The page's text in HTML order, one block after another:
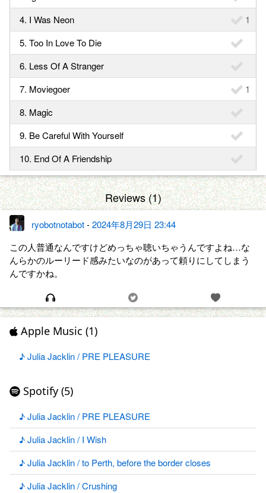
4. I Was Neon
1
5. Too In Love To Die
6. Less Of A Stranger
7. Moviegoer
1
8. Magic
9. Be Careful With Yourself
10. End Of A Friendship
Reviews (1)
ryobotnotabot-2024年8月29日 23:44
この人普通なんですけどめっちゃ聴いちゃうんですよね…な
んらかのルーリード感みたいなのがあって頼りにしてしまう
んですかね。
Apple Music (1)
♪ Julia Jacklin / PRE PLEASURE
Spotify (5)
♪ Julia Jacklin / PRE PLEASURE
♪ Julia Jacklin / I Wish
♪ Julia Jacklin / to Perth, before the border closes
♪ Julia Jacklin / Crushing